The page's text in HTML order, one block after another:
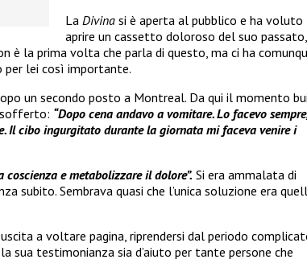
La Divina si è aperta al pubblico e ha voluto
aprire un cassetto doloroso del suo passato,
è la prima volta che parla di questo, ma ci ha
lei così importante.
un secondo posto a Montreal. Da qui il momento
“Dopo cena andavo a vomitare. Lo facevo sempre,
Il cibo ingurgitato durante la giornata mi faceva venire i
coscienza e metabolizzare il dolore”. Si era ammalata di
subito. Sembrava quasi che l’unica soluzione era
a voltare pagina, riprendersi dal periodo
sua testimonianza sia d’aiuto per tante persone che